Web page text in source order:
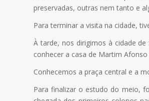
preservadas, outras nem tanto e
Para terminar a visita na cidade,
À tarde, nos dirigimos à cidade
conhecer a casa de Martim
Conhecemos a praça central e a
Para finalizar o estudo do meio,